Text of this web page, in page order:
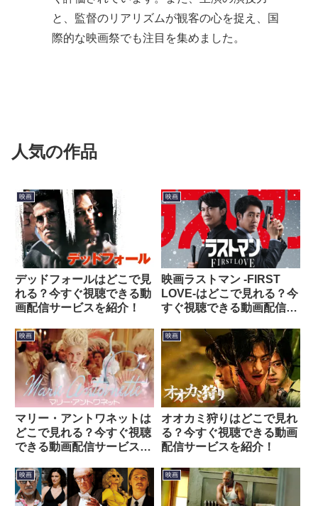
と、監督のリアリズムが観客の心を捉え、国
際的な映画祭でも注目を集めました。
人気の作品
映画
デッドフォールはどこで見
れる？今すぐ視聴できる動
画配信サービスを紹介！
映画
映画ラストマン -FIRST
LOVE-はどこで見れる？今
すぐ視聴できる動画配信サ
映画
マリー・アントワネットは
どこで見れる？今すぐ視聴
できる動画配信サービスを
映画
オオカミ狩りはどこで見れ
る？今すぐ視聴できる動画
配信サービスを紹介！
映画 映画